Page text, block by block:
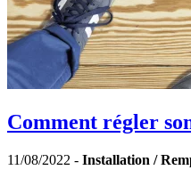
Comment régler
11/08/2022 - Installation /